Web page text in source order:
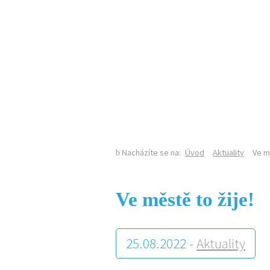
Nacházíte se na: Úvod Aktuality Ve
Ve městě to žije!
25.08.2022 - Aktuality